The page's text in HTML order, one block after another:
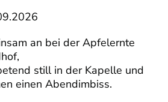
an bei der Apfelernte
still in der Kapelle und
einen Abendimbiss.